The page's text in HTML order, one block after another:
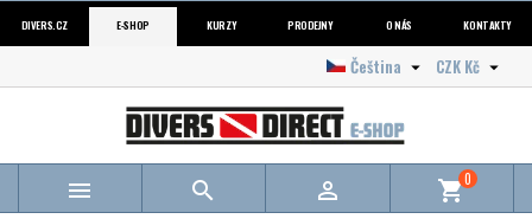
DIVERS.CZ E-SHOP KURZY PRODEJNY O NÁS KONTAKTY
CZK Kč 
Čeština 
   shopping_cart0